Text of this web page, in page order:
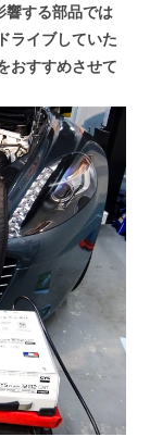
響する部品では
ライブしていた
おすすめさせて